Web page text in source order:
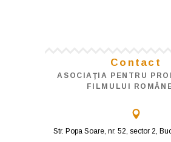
Contact
ASOCIAŢIA PENTRU
FILMULUI
Str. Popa Soare, nr. 52, sector 2,